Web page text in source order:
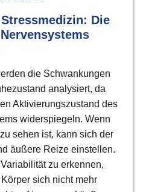
Die
die Schwankungen
analysiert, da
Aktivierungszustand des
widerspiegeln. Wenn
sehen ist, kann sich der
äußere Reize einstellen.
zu erkennen,
sich nicht mehr